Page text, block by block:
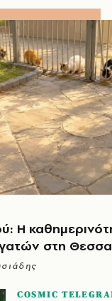
Η
γατών στη
COSMIC